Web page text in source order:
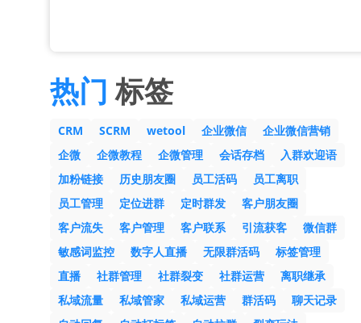
热门 标签
CRM SCRM wetool 企业微信
企业微信营销
企微
企微教程 企微管理 会话存档
入群欢迎语
加粉链接
历史朋友圈 员工活码
员工离职
员工管理
定位进群 定时群发
客户朋友圈
客户流失
客户管理 客户联系 引流获客
微信群
敏感词监控
数字人直播 无限群活码
标签管理
直播
社群管理 社群裂变 社群运营
离职继承
私域流量
私域管家 私域运营 群活码
聊天记录